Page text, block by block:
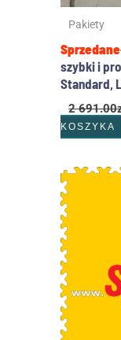
Pakiety
Sprzedane
szybki i
Standard,
2 691.00
KOSZYKA